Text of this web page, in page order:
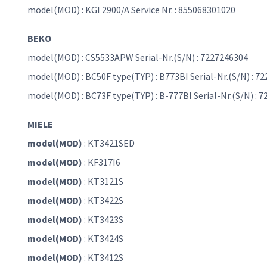
model(MOD) : KGI 2900/A Service Nr. : 855068301020
BEKO
model(MOD) : CS5533APW Serial-Nr.(S/N) : 7227246304
model(MOD) : BC50F type(TYP) : B773BI Serial-Nr.(S/N) :
model(MOD) : BC73F type(TYP) : B-777BI Serial-Nr.(S/N) :
MIELE
model(MOD) : KT3421SED
model(MOD) : KF317I6
model(MOD) : KT3121S
model(MOD) : KT3422S
model(MOD) : KT3423S
model(MOD) : KT3424S
model(MOD) : KT3412S